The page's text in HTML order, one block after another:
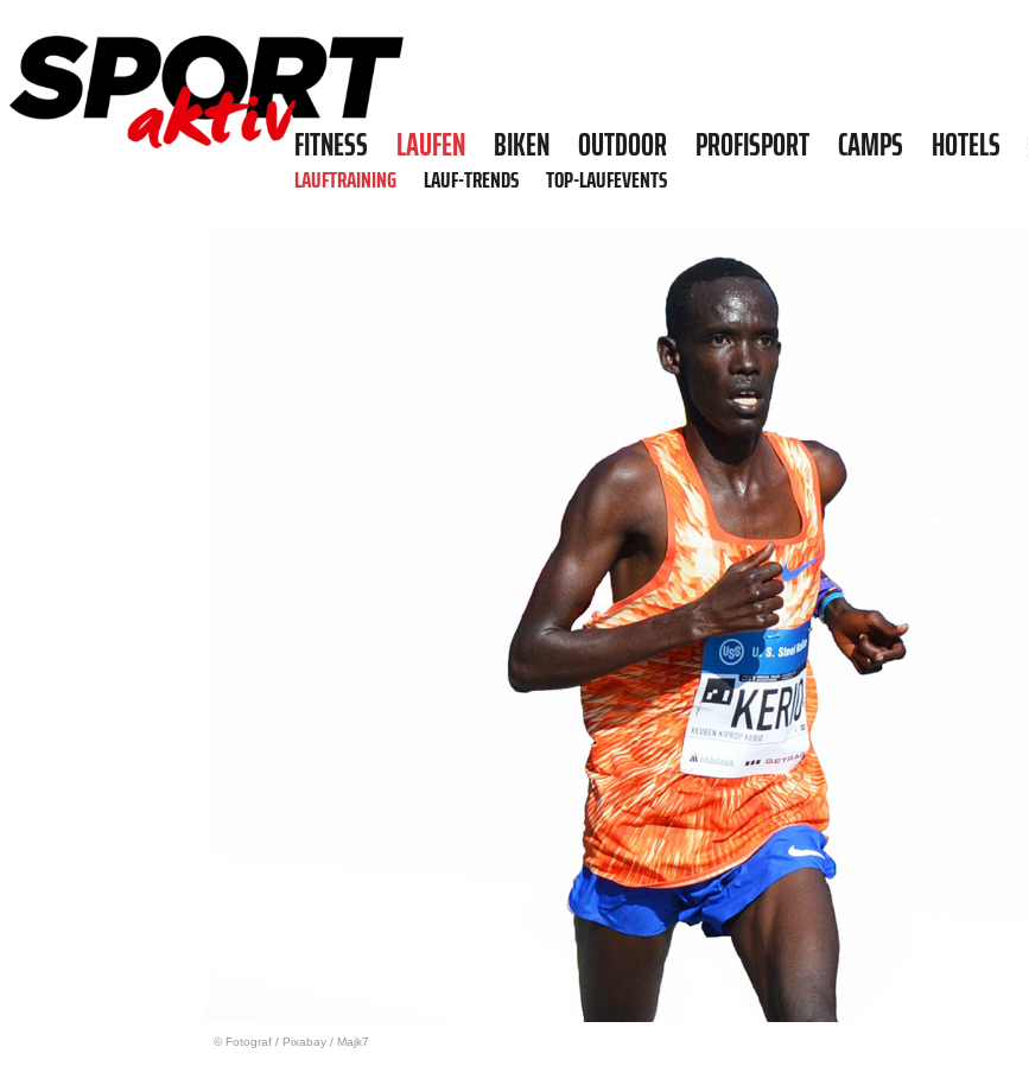
FITNESS LAUFEN BIKEN OUTDOOR PROFISPORT CAMPS HOTELS
LAUFTRAINING LAUF-TRENDS TOP-LAUFEVENTS
© Fotograf / Pixabay / Majk7